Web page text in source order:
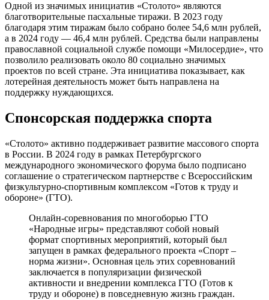
Одной из значимых инициатив «Столото» являются
благотворительные пасхальные тиражи. В 2023 году
благодаря этим тиражам было собрано более 54,6 млн рублей,
а в 2024 году — 46,4 млн рублей. Средства были направлены
православной социальной службе помощи «Милосердие», что
позволило реализовать около 80 социально значимых
проектов по всей стране. Эта инициатива показывает, как
лотерейная деятельность может быть направлена на
поддержку нуждающихся.
Спонсорская поддержка спорта
«Столото» активно поддерживает развитие массового спорта
в России. В 2024 году в рамках Петербургского
международного экономического форума было подписано
соглашение о стратегическом партнерстве с Всероссийским
физкультурно-спортивным комплексом «Готов к труду и
обороне» (ГТО).
Онлайн-соревнования по многоборью ГТО
«Народные игры» представляют собой новый
формат спортивных мероприятий, который был
запущен в рамках федерального проекта «Спорт –
норма жизни». Основная цель этих соревнований
заключается в популяризации физической
активности и внедрении комплекса ГТО (Готов к
труду и обороне) в повседневную жизнь граждан.